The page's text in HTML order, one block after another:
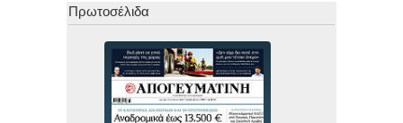
Πρωτοσέλιδα